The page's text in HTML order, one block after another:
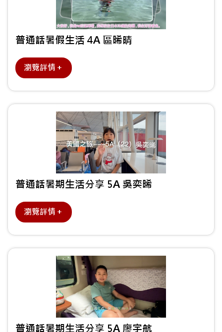
普通話暑假生活 4A 區晞晴
瀏覽詳情＋
普通話暑期生活分享 5A 吳奕晞
瀏覽詳情＋
普通話暑期生活分享 5A 廖宇航